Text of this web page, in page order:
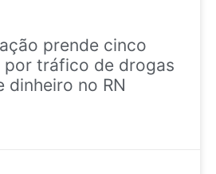
prende cinco
por tráfico de drogas
dinheiro no RN